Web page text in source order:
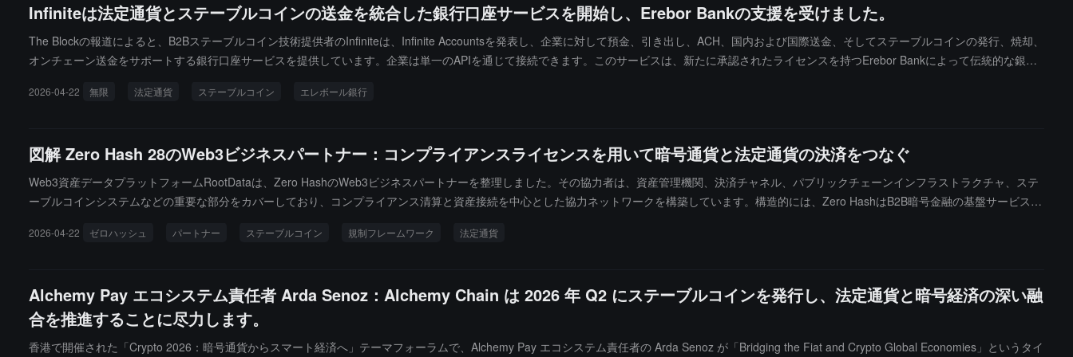
域の暗号市場の普及と発展をさらに促進します。今後、Gateは支払いインフラを継続的に統合し、取引効率を向上させると同時に、資金の流動性の安定性と信頼性を強化し、ユーザー体験をさらに最適
化していきます。
Infiniteは法定通貨とステーブルコインの送金を統合した銀行口座サービスを開始し、Erebor Bankの支援を受けました。
The Blockの報道によると、B2Bステーブルコイン技術提供者のInfiniteは、Infinite Accountsを発表し、企業に対して預金、引き出し、ACH、国内および国際送金、そしてステーブルコインの発行、焼却、
オンチェーン送金をサポートする銀行口座サービスを提供しています。企業は単一のAPIを通じて接続できます。このサービスは、新たに承認されたライセンスを持つErebor Bankによって伝統的な銀行
よるステーブルコインの採用が進んでいる時期に行われています。
2026-04-22 無限 法定通貨 ステーブルコイン エレボール銀行
図解 Zero Hash 28のWeb3ビジネスパートナー：コンプライアンスライセンスを用いて暗号通貨と法定通貨の決済をつなぐ
Web3資産データプラットフォームRootDataは、Zero HashのWeb3ビジネスパートナーを整理しました。その協力者は、資産管理機関、決済チャネル、パブリックチェーンインフラストラクチャ、ステ
ーブルコインシステムなどの重要な部分をカバーしており、コンプライアンス清算と資産接続を中心とした協力ネットワークを構築しています。構造的には、Zero HashはB2B暗号金融の基盤サービスプ
n Templeton、Republicなどの資産管理および金融プラットフォームと接続し、資金入口側ではStripe、Ramp、Transakなどの決済および法定通貨チャネルと連携しています。基盤では、Ethereum、Sol
特徴は非常に明確です：資金入口（銀行/決済）、資産キャリア（ステーブルコイン/パブリックチェーン）、または配信プラットフォーム（金融商品/アプリケーション）。関連合輯【Zero Hash Web3パ
ートナーネットワーク合輯（継続更新）】暗号プロジェクトが積極的にパートナーネットワークを示すことは、透明性と市場信頼を高めるための重要な方法となっています。RootDataはWeb3プロジェ
続して発表しており、Visa、Mastercard、Coinbaseなどの上流顧客のWeb3エコシステムパートナーを指名しています。もし今後のエコシステムマップであなたのプロジェクトを指名したい場合は、【R
2026-04-22 ゼロハッシュ パートナー ステーブルコイン 規制フレームワーク 法定通貨
Alchemy Pay エコシステム責任者 Arda Senoz：Alchemy Chain は 2026 年 Q2 にステーブルコインを発行し、法定通貨と暗号経済の深い融
合を推進することに尽力します。
香港で開催された「Crypto 2026：暗号通貨からスマート経済へ」テーマフォーラムで、Alchemy Pay エコシステム責任者の Arda Senoz が「Bridging the Fiat and Crypto Global Economies」というタイ